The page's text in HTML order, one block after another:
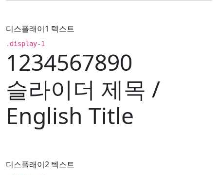
디스플래이1 텍스트
.display-1
1234567890
슬라이더 제목 /
English Title
디스플래이2 텍스트